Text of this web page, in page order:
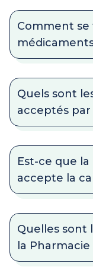
Comment se
Quels sont
acceptés
Est-ce que
accepte la
Quelles sont
la